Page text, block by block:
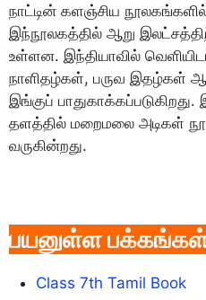
நாட்டின் களஞ்சிய
இந்நூலகத்தில் ஆறு
உள்ளன. இந்தியாவில்
நாளிதழ்கள், பருவ இதழ்கள்
இங்குப்
தளத்தில் மறைமலை அடிகள்
வருகின்றது.
பயனுள்ள
Class 7th Tamil Book